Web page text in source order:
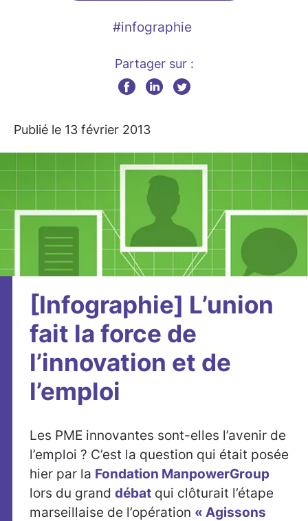
#infographie
Partager sur :
Publié le 13 février 2013
[Infographie] L’union
fait la force de
l’innovation et de
l’emploi
Les PME innovantes sont-elles l’avenir de
l’emploi ? C’est la question qui était posée
hier par la Fondation ManpowerGroup
lors du grand débat qui clôturait l’étape
marseillaise de l’opération « Agissons